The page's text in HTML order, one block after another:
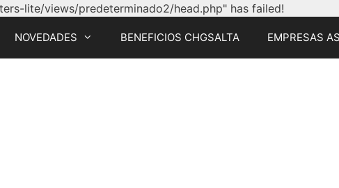
lite/views/predeterminado2/head.php" has failed!
NOVEDADES BENEFICIOS CHGSALTA EMPRESAS